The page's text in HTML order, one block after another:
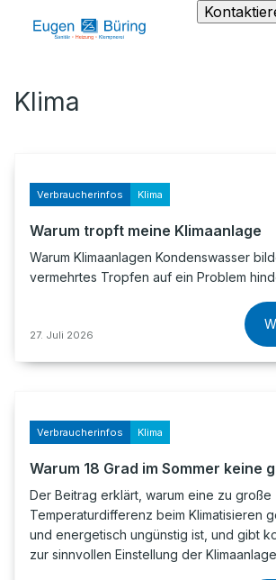
Klima
Verbraucherinfos Klima
Warum tropft meine Klimaanlage
Warum Klimaanlagen Kondenswasser
vermehrtes Tropfen auf ein Problem
27. Juli 2026
Verbraucherinfos Klima
Warum 18 Grad im Sommer keine
Der Beitrag erklärt, warum eine zu große
Temperaturdifferenz beim Klimatisieren
und energetisch ungünstig ist, und gibt
zur sinnvollen Einstellung der